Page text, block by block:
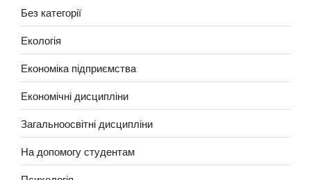
Без категорії
Екологія
Економіка підприємства
Економічні дисципліни
Загальноосвітні дисципліни
На допомогу студентам